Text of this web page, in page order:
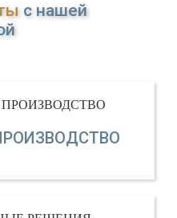
с нашей